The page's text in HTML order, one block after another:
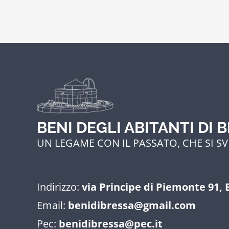
BENI DEGLI ABITANTI DI
UN LEGAME CON IL PASSATO, CHE SI
Indirizzo: via Principe di Piemonte 91,
Email: benidibressa@gmail.com
Pec: benidibressa@pec.it